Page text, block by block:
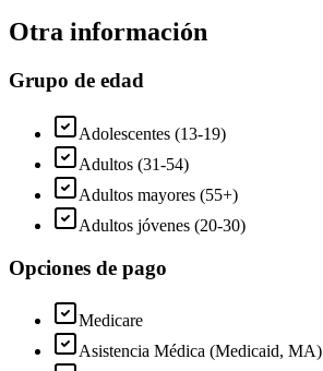
Otra información
Grupo de edad
Adolescentes (13-19)
Adultos (31-54)
Adultos mayores (55+)
Adultos jóvenes (20-30)
Opciones de pago
Medicare
Asistencia Médica (Medicaid, MA)